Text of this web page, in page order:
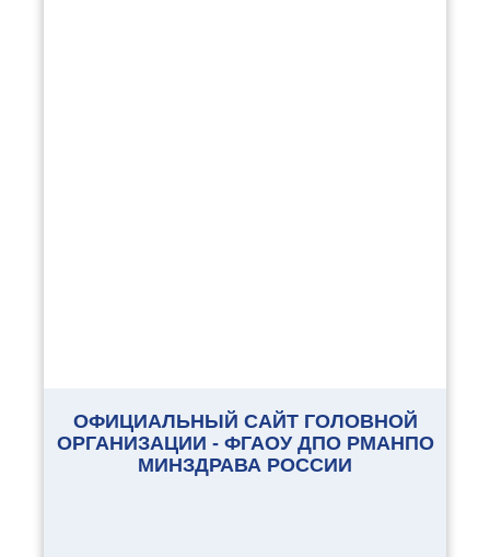
ОФИЦИАЛЬНЫЙ САЙТ ГОЛОВНОЙ
ОРГАНИЗАЦИИ - ФГАОУ ДПО РМАНПО
МИНЗДРАВА РОССИИ